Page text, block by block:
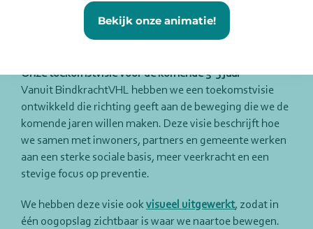
bouwen aan een verbonden en veerkrachtige
samenleving. Een samenleving waarin iedereen meetelt,
meedoet en naar elkaar omkijkt.
Onze toekomstvisie voor de komende 3-5 jaar
Vanuit BindkrachtVHL hebben we een toekomstvisie
ontwikkeld die richting geeft aan de beweging die we de
komende jaren willen maken. Deze visie beschrijft hoe
we samen met inwoners, partners en gemeente werken
aan een sterke sociale basis, meer veerkracht en een
stevige focus op preventie.
We hebben deze visie ookvisueel uitgewerkt, zodat in
één oogopslag zichtbaar is waar we naartoe bewegen.
Bekijk onze animatie!